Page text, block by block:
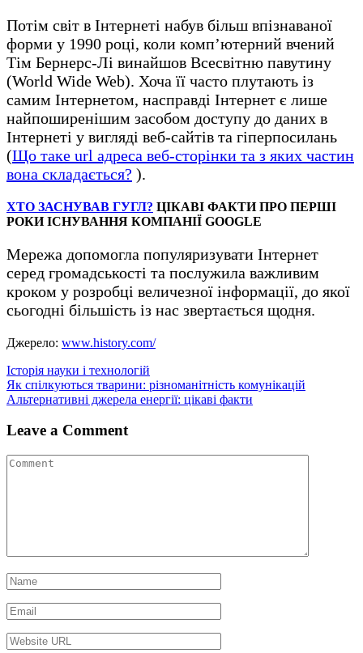
Потім світ в Інтернеті набув більш впізнаваної
форми у 1990 році, коли комп’ютерний вчений
Тім Бернерс-Лі винайшов Всесвітню павутину
(World Wide Web). Хоча її часто плутають із
самим Інтернетом, насправді Інтернет є лише
найпоширенішим засобом доступу до даних в
Інтернеті у вигляді веб-сайтів та гіперпосилань
(Що таке url адреса веб-сторінки та з яких частин
вона складається? ).
ХТО ЗАСНУВАВ ГУГЛ? ЦІКАВІ ФАКТИ ПРО ПЕРШІ
РОКИ ІСНУВАННЯ КОМПАНІЇ GOOGLE
Мережа допомогла популяризувати Інтернет
серед громадськості та послужила важливим
кроком у розробці величезної інформації, до якої
сьогодні більшість із нас звертається щодня.
Джерело: www.history.com/
Історія науки і технологій
Навігація
записів
Як спілкуються тварини: різноманітність комунікацій
Альтернативні джерела енергії: цікаві факти
Leave a Comment